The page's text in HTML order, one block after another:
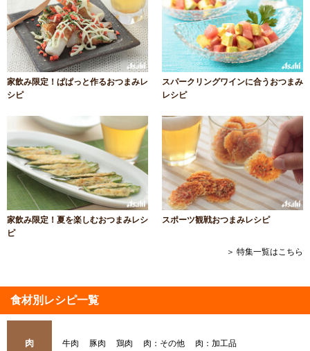
家飲み限定！ぱぱっと作るおつまみレ
シピ
スパークリングワインに合うおつまみ
レシピ
家飲み限定！夏を楽しむおつまみレシ
ピ
スポーツ観戦おつまみレシピ
＞ 特集一覧はこちら
食材別レシピ一覧
肉 牛肉 豚肉 鶏肉 肉：その他 肉：加工品